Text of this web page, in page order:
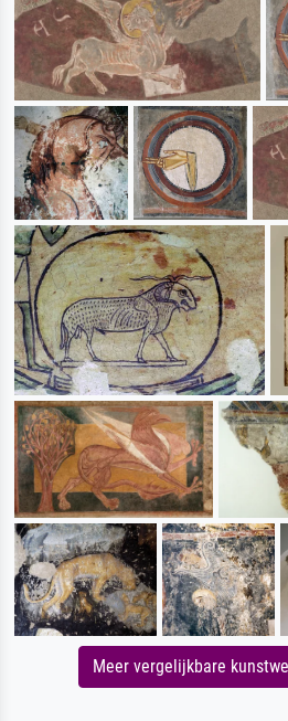
Meer vergelijkbare